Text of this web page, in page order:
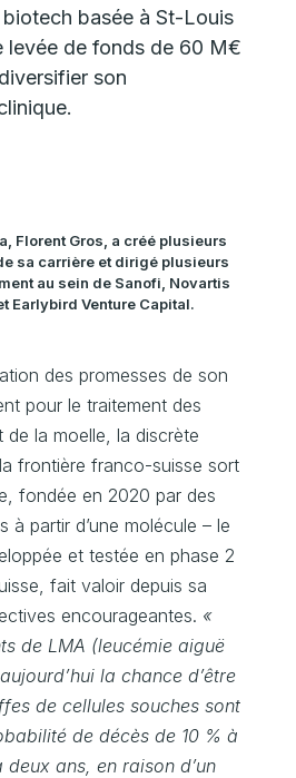
basée à St-Louis
levée de fonds de 60 M€
son
Florent Gros, a créé plusieurs
sa carrière et dirigé plusieurs
au sein de Sanofi, Novartis
Earlybird Venture Capital.
des promesses de son
pour le traitement des
la moelle, la discrète
frontière franco-suisse sort
fondée en 2020 par des
à partir d’une molécule – le
et testée en phase 2
fait valoir depuis sa
encourageantes. «
de LMA (leucémie aiguë
la chance d’être
de cellules souches sont
de décès de 10 % à
ans, en raison d’un